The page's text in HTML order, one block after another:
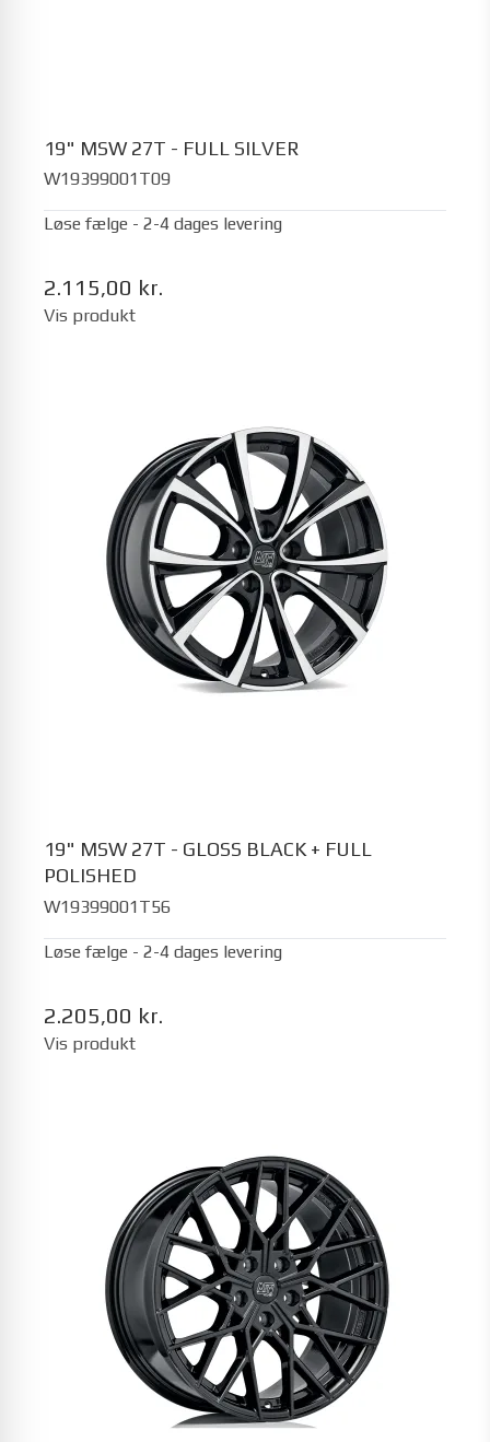
19" MSW 27T - FULL SILVER
W19399001T09
Løse fælge - 2-4 dages levering
2.115,00 kr.
Vis produkt
19" MSW 27T - GLOSS BLACK + FULL
POLISHED
W19399001T56
Løse fælge - 2-4 dages levering
2.205,00 kr.
Vis produkt